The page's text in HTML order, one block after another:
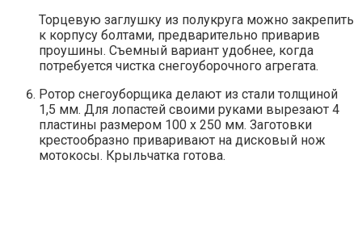
Торцевую заглушку из полукруга можно закрепить
к корпусу болтами, предварительно приварив
проушины. Съемный вариант удобнее, когда
потребуется чистка снегоуборочного агрегата.
Ротор снегоуборщика делают из стали толщиной
1,5 мм. Для лопастей своими руками вырезают 4
пластины размером 100 х 250 мм. Заготовки
крестообразно приваривают на дисковый нож
мотокосы. Крыльчатка готова.